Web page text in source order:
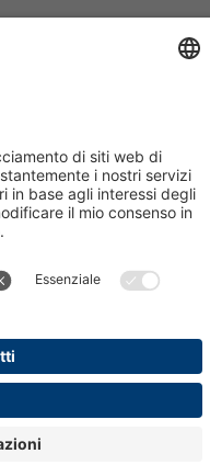
15
485111